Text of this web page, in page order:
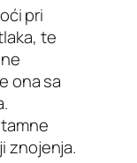
pri
te
ona sa
znojenja.